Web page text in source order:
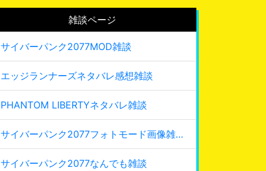
雑談ページ
サイバーパンク2077MOD雑談
エッジランナーズネタバレ感想雑談
PHANTOM LIBERTYネタバレ雑談
サイバーパンク2077フォトモード画像雑談
サイバーパンク2077なんでも雑談